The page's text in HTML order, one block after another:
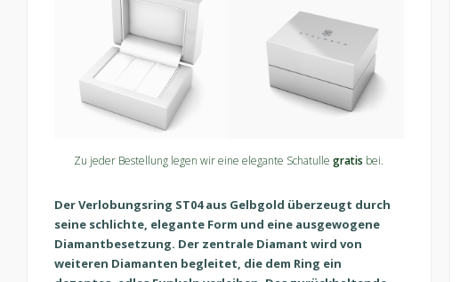
Zu jeder Bestellung legen wir eine elegante Schatullegratis bei.
Der Verlobungsring ST04 aus Gelbgold überzeugt durch
seine schlichte, elegante Form und eine ausgewogene
Diamantbesetzung. Der zentrale Diamant wird von
weiteren Diamanten begleitet, die dem Ring ein